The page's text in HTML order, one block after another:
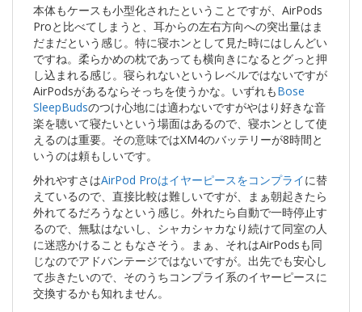
本体もケースも小型化されたということですが、AirPods
Proと比べてしまうと、耳からの左右方向への突出量はま
だまだという感じ。特に寝ホンとして見た時にはしんどい
ですね。柔らかめの枕であっても横向きになるとグっと押
し込まれる感じ。寝られないというレベルではないですが
AirPodsがあるならそっちを使うかな。いずれもBose
SleepBudsのつけ心地には適わないですがやはり好きな音
楽を聴いて寝たいという場面はあるので、寝ホンとして使
えるのは重要。その意味ではXM4のバッテリーが8時間と
いうのは頼もしいです。
外れやすさはAirPod Proはイヤーピースをコンプライに替
えているので、直接比較は難しいですが、まぁ朝起きたら
外れてるだろうなという感じ。外れたら自動で一時停止す
るので、無駄はないし、シャカシャカなり続けて同室の人
に迷惑かけることもなさそう。まぁ、それはAirPodsも同
じなのでアドバンテージではないですが。出先でも安心し
て歩きたいので、そのうちコンプライ系のイヤーピースに
交換するかも知れません。